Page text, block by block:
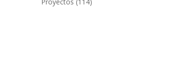
Proyectos (114)